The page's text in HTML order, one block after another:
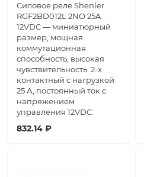
Силовое реле Shenler
RGF2BD012L 2NO 25A
12VDC — миниатюрный
размер, мощная
коммутационная
способность, высокая
чувствительность. 2-х
контактный с нагрузкой
25 А, постоянный ток с
напряжением
управления 12VDC.
832.14 ₽